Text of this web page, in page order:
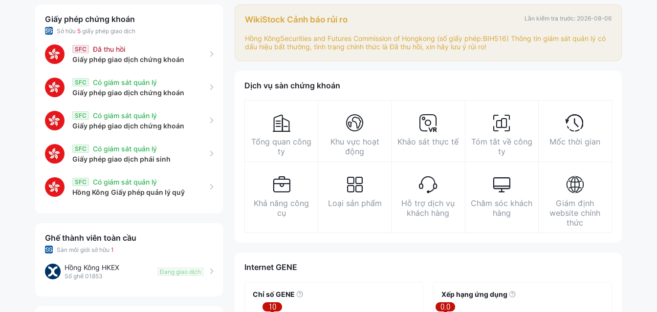
4
5
6
7
8
9
7
8
9
Service、
Stocks、ETFs、
https://www.cmbccap.com
45/F, One Exchange Square, 8
Giấy phép chứng khoán
Sở hữu 5 giấy phép giao dịch
SFC
Đã thu hồi
Giấy phép giao dịch chứng khoán
SFC
Có giám sát quản lý
Giấy phép giao dịch chứng khoán
SFC
Có giám sát quản lý
Giấy phép giao dịch chứng khoán
SFC
Có giám sát quản lý
Giấy phép giao dịch phái sinh
SFC
Có giám sát quản lý
Hồng Kông Giấy phép quản lý quỹ
Ghế thành viên toàn cầu
Sàn môi giới sở hữu 1
Hồng Kông HKEX
Số ghế 01853
Đang giao dịch
WikiStock Cảnh báo rủi ro Lần kiểm tra trước: 2026-08-06
Hồng KôngSecurities and Futures Commission of Hongkong (số giấy phép:BIH516) Thông tin giám sát quản lý có
dấu hiệu bất thường, tình trạng chính thức là Đã thu hồi, xin hãy lưu ý rủi ro!
Dịch vụ sàn chứng khoán
Tổng quan công
ty
Khu vực hoạt
động
Khảo sát thực tế
Tóm tắt về công
ty
Mốc thời gian
Khả năng công
cụ
Loại sản phẩm
Hỗ trợ dịch vụ
khách hàng
Chăm sóc khách
hàng
Giám định
website chính
thức
Internet GENE
Chỉ số GENE
10
Xếp hạng ứng dụng
0.0